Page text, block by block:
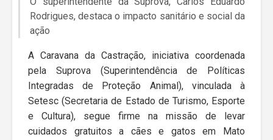
Rodrigues, destaca o impacto sanitário e social da
ação
A Caravana da Castração, iniciativa coordenada
pela Suprova (Superintendência de Políticas
Integradas de Proteção Animal), vinculada à
Setesc (Secretaria de Estado de Turismo, Esporte
e Cultura), segue firme na missão de levar
cuidados gratuitos a cães e gatos em Mato